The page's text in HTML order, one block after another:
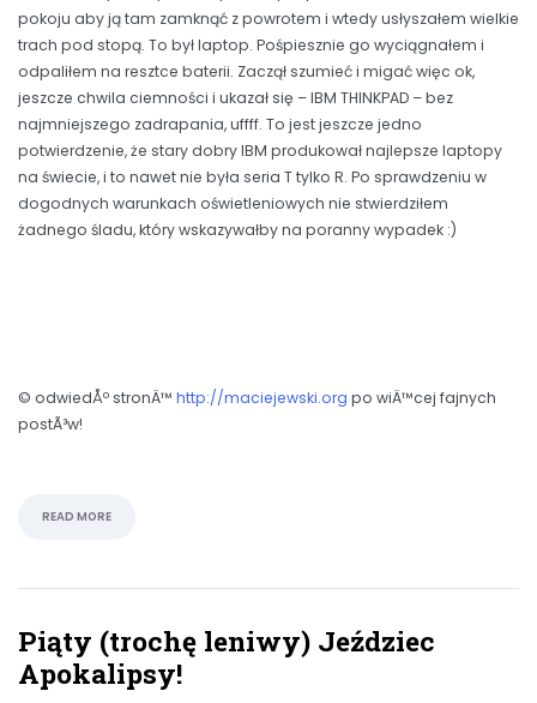
pokoju aby ją tam zamknąć z powrotem i wtedy usłyszałem wielkie
trach pod stopą. To był laptop. Pośpiesznie go wyciągnałem i
odpaliłem na resztce baterii. Zaczął szumieć i migać więc ok,
jeszcze chwila ciemności i ukazał się – IBM THINKPAD – bez
najmniejszego zadrapania, uffff. To jest jeszcze jedno
potwierdzenie, że stary dobry IBM produkował najlepsze laptopy
na świecie, i to nawet nie była seria T tylko R. Po sprawdzeniu w
dogodnych warunkach oświetleniowych nie stwierdziłem
żadnego śladu, który wskazywałby na poranny wypadek :)
© odwiedÅº stronÄ™ http://maciejewski.org po wiÄ™cej fajnych
postÃ³w!
READ MORE
Piąty (trochę leniwy) Jeździec
Apokalipsy!